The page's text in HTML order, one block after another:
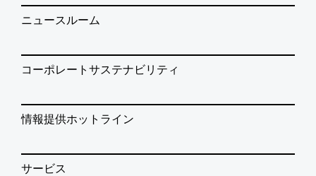
ニュースルーム
コーポレートサステナビリティ
情報提供ホットライン
サービス